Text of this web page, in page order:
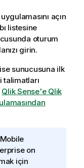
uygulamasını açın
listesine
oturum
girin.
sunucusuna ilk
talimatları
Qlik Sense'e Qlik
on
için